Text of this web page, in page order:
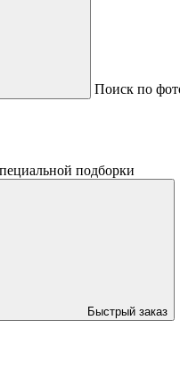
Поиск по
подборки
Быстрый заказ